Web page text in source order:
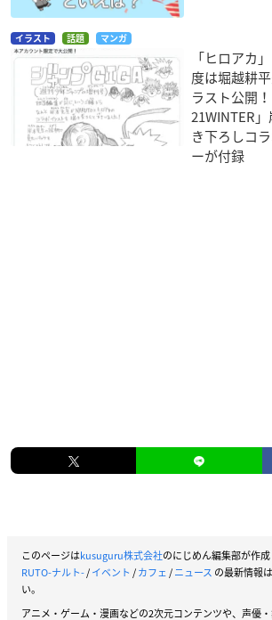
イラスト 話題 マンガ
「ヒロアカ
度は堀越耕
ラスト公開
21WINTER
き下ろしコ
ーが付録
このページはkusuguru株式会社のにじめん編集部が作成
RUTO-ナルト-/イベント /カフェ/ニュース の最新情報
い。
アニメ・ゲーム・漫画などの2次元コンテンツや、声優